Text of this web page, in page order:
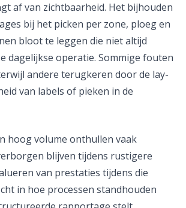
af van zichtbaarheid. Het bijhouden
bij het picken per zone, ploeg en
bloot te leggen die niet altijd
dagelijkse operatie. Sommige fouten
andere terugkeren door de lay-
van labels of pieken in de
hoog volume onthullen vaak
blijven tijdens rustigere
van prestaties tijdens die
in hoe processen standhouden